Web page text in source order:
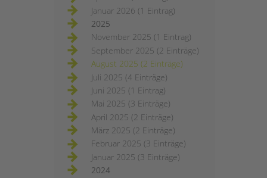
Januar 2026 (1 Eintrag)
2025
November 2025 (1 Eintrag)
September 2025 (2 Einträge)
August 2025 (2 Einträge)
Juli 2025 (4 Einträge)
Juni 2025 (1 Eintrag)
Mai 2025 (3 Einträge)
April 2025 (2 Einträge)
März 2025 (2 Einträge)
Februar 2025 (3 Einträge)
Januar 2025 (3 Einträge)
2024